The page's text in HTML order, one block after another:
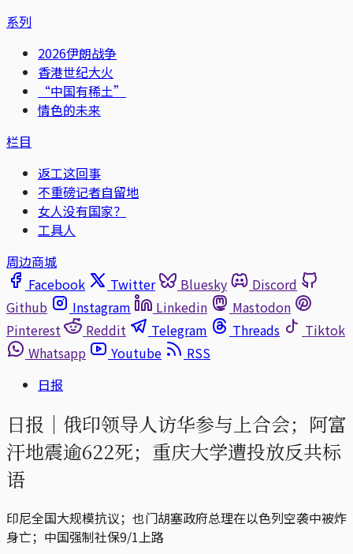
系列
2026伊朗战争
香港世纪大火
“中国有稀土”
情色的未来
栏目
返工这回事
不重磅记者自留地
女人没有国家？
工具人
周边商城
Facebook
Twitter Bluesky
Discord
Github
Instagram Linkedin
Mastodon
Pinterest
Reddit Telegram Threads
Tiktok
Whatsapp
Youtube
RSS
日报
日报｜俄印领导人访华参与上合会；阿富
汗地震逾622死；重庆大学遭投放反共标
语
印尼全国大规模抗议；也门胡塞政府总理在以色列空袭中被炸
身亡；中国强制社保9/1上路